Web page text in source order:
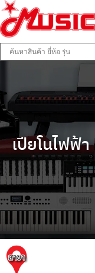
Music
ศูนย์รวมครื่องดนตรีทุ
เปียโนไฟฟ้